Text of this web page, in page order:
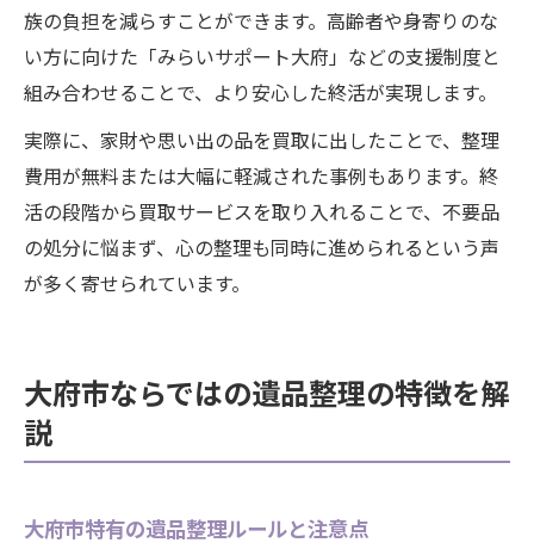
族の負担を減らすことができます。高齢者や身寄りのな
い方に向けた「みらいサポート大府」などの支援制度と
組み合わせることで、より安心した終活が実現します。
実際に、家財や思い出の品を買取に出したことで、整理
費用が無料または大幅に軽減された事例もあります。終
活の段階から買取サービスを取り入れることで、不要品
の処分に悩まず、心の整理も同時に進められるという声
が多く寄せられています。
大府市ならではの遺品整理の特徴を解
説
大府市特有の遺品整理ルールと注意点